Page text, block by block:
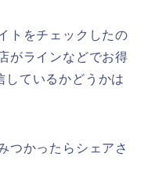
トをチェックしたの
がラインなどでお得
しているかどうかは
つかったらシェアさ